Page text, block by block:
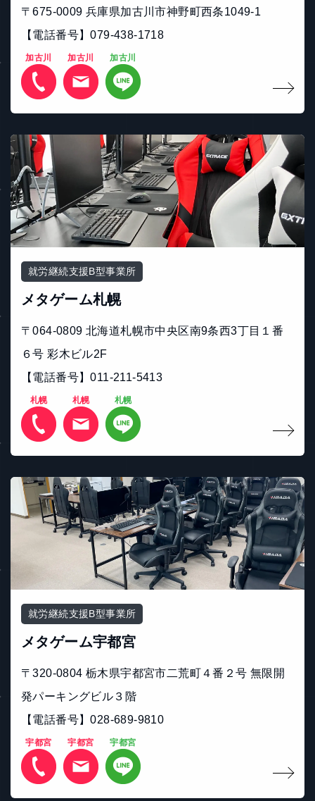
〒675-0009 兵庫県加古川市神野町西条1049-1
【電話番号】079-438-1718
加古川 加古川 加古川
就労継続支援B型事業所
メタゲーム札幌
〒064-0809 北海道札幌市中央区南9条西3丁目１番
６号 彩木ビル2F
【電話番号】011-211-5413
札幌 札幌 札幌
就労継続支援B型事業所
メタゲーム宇都宮
〒320-0804 栃木県宇都宮市二荒町４番２号 無限開
発パーキングビル３階
【電話番号】028-689-9810
宇都宮 宇都宮 宇都宮